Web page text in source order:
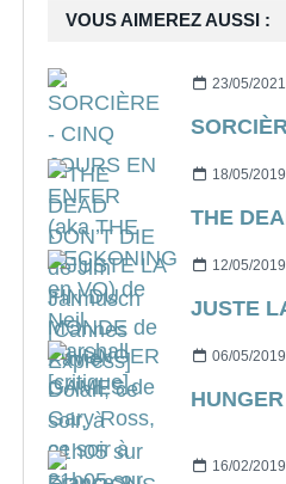
VOUS AIMEREZ AUSSI :
23/05/2021
18/05/2019
12/05/2019
06/05/2019
16/02/2019